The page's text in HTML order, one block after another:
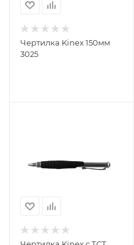
Чертилка Kinex 150мм
3025